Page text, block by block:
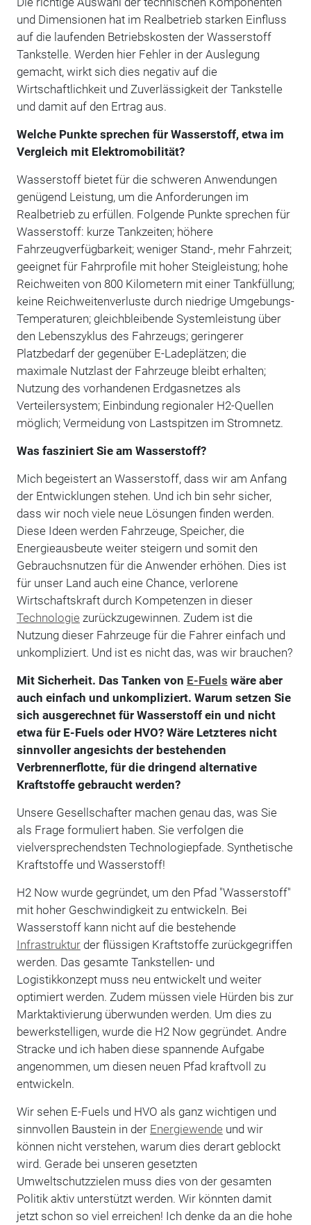
und Dimensionen hat im Realbetrieb starken Einfluss
auf die laufenden Betriebskosten der Wasserstoff
Tankstelle. Werden hier Fehler in der Auslegung
gemacht, wirkt sich dies negativ auf die
Wirtschaftlichkeit und Zuverlässigkeit der Tankstelle
und damit auf den Ertrag aus.
Welche Punkte sprechen für Wasserstoff, etwa im
Vergleich mit Elektromobilität?
Wasserstoff bietet für die schweren Anwendungen
genügend Leistung, um die Anforderungen im
Realbetrieb zu erfüllen. Folgende Punkte sprechen für
Wasserstoff: kurze Tankzeiten; höhere
Fahrzeugverfügbarkeit; weniger Stand-, mehr Fahrzeit;
geeignet für Fahrprofile mit hoher Steigleistung; hohe
Reichweiten von 800 Kilometern mit einer Tankfüllung;
keine Reichweitenverluste durch niedrige Umgebungs-
Temperaturen; gleichbleibende Systemleistung über
den Lebenszyklus des Fahrzeugs; geringerer
Platzbedarf der gegenüber E-Ladeplätzen; die
maximale Nutzlast der Fahrzeuge bleibt erhalten;
Nutzung des vorhandenen Erdgasnetzes als
Verteilersystem; Einbindung regionaler H2-Quellen
möglich; Vermeidung von Lastspitzen im Stromnetz.
Was fasziniert Sie am Wasserstoff?
Mich begeistert an Wasserstoff, dass wir am Anfang
der Entwicklungen stehen. Und ich bin sehr sicher,
dass wir noch viele neue Lösungen finden werden.
Diese Ideen werden Fahrzeuge, Speicher, die
Energieausbeute weiter steigern und somit den
Gebrauchsnutzen für die Anwender erhöhen. Dies ist
für unser Land auch eine Chance, verlorene
Wirtschaftskraft durch Kompetenzen in dieser
Technologie zurückzugewinnen. Zudem ist die
Nutzung dieser Fahrzeuge für die Fahrer einfach und
unkompliziert. Und ist es nicht das, was wir brauchen?
Mit Sicherheit. Das Tanken von E-Fuels wäre aber
auch einfach und unkompliziert. Warum setzen Sie
sich ausgerechnet für Wasserstoff ein und nicht
etwa für E-Fuels oder HVO? Wäre Letzteres nicht
sinnvoller angesichts der bestehenden
Verbrennerflotte, für die dringend alternative
Kraftstoffe gebraucht werden?
Unsere Gesellschafter machen genau das, was Sie
als Frage formuliert haben. Sie verfolgen die
vielversprechendsten Technologiepfade. Synthetische
Kraftstoffe und Wasserstoff!
H2 Now wurde gegründet, um den Pfad "Wasserstoff"
mit hoher Geschwindigkeit zu entwickeln. Bei
Wasserstoff kann nicht auf die bestehende
Infrastrukturder flüssigen Kraftstoffe zurückgegriffen
werden. Das gesamte Tankstellen- und
Logistikkonzept muss neu entwickelt und weiter
optimiert werden. Zudem müssen viele Hürden bis zur
Marktaktivierung überwunden werden. Um dies zu
bewerkstelligen, wurde die H2 Now gegründet. Andre
Stracke und ich haben diese spannende Aufgabe
angenommen, um diesen neuen Pfad kraftvoll zu
entwickeln.
Wir sehen E-Fuels und HVO als ganz wichtigen und
sinnvollen Baustein in der Energiewende und wir
können nicht verstehen, warum dies derart geblockt
wird. Gerade bei unseren gesetzten
Umweltschutzzielen muss dies von der gesamten
Politik aktiv unterstützt werden. Wir könnten damit
jetzt schon so viel erreichen! Ich denke da an die hohe